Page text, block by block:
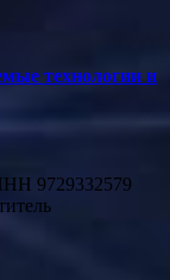
технологии и